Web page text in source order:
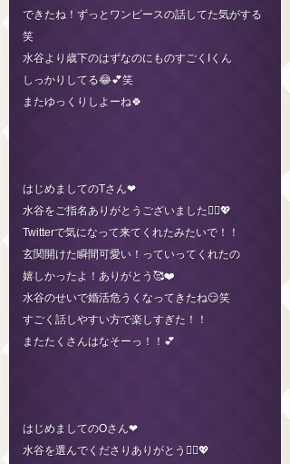
できたね！ずっとワンピースの話してた気がする
笑
水谷より歳下のはずなのにものすごくIくん
しっかりしてる😂💕笑
またゆっくりしよーね🍀
はじめましてのTさん❤︎
水谷をご指名ありがとうございました🙇‍♀️💖
Twitterで気になって来てくれたみたいで！！
玄関開けた瞬間可愛い！っていってくれたの
嬉しかったよ！ありがとう🥰❤️
水谷のせいで婚活危うくなってきたね😏笑
すごく話しやすい方で楽しすぎた！！
またたくさんはなそーっ！！💕
はじめましてのOさん❤︎
水谷を選んでくださりありがとう🙇‍♀️💖